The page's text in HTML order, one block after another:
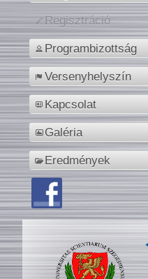
Regisztráció
Programbizottság
Versenyhelyszín
Kapcsolat
Galéria
Eredmények